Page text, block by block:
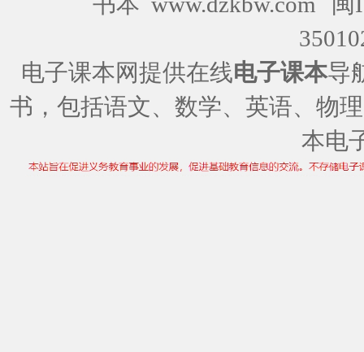
电子课本网提供在线电子课本导
书，包括语文、数学、英语、物
本电